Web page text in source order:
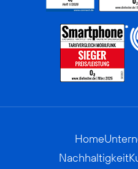
Home
Nachhaltigkeit